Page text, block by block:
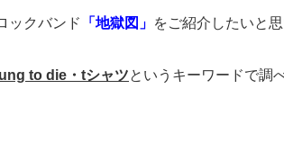
ックバンド 「地獄図」 をご紹介したいと思
to die・tシャツというキーワードで調